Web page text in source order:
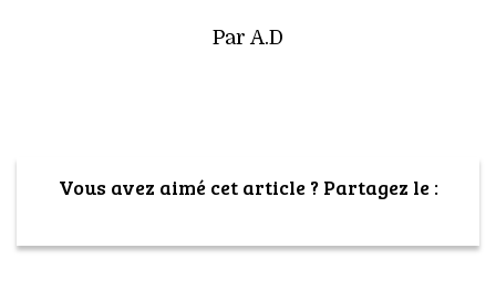
Par A.D
Vous avez aimé cet article ? Partagez le :